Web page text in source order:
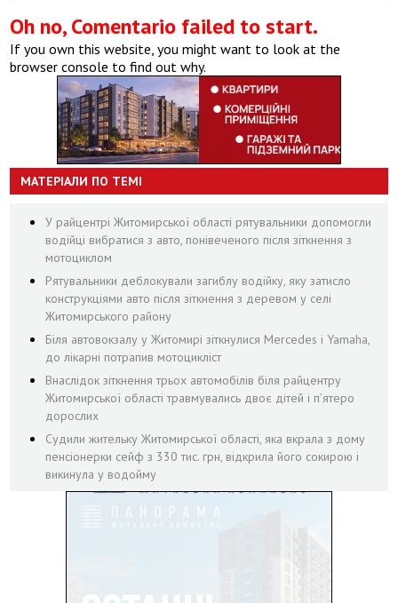
Oh no, Comentario failed to start.
If you own this website, you might want to look at the
browser console to find out why.
МАТЕРІАЛИ ПО ТЕМІ
У райцентрі Житомирської області рятувальники допомогли
водійці вибратися з авто, понівеченого після зіткнення з
мотоциклом
Рятувальники деблокували загиблу водійку, яку затисло
конструкціями авто після зіткнення з деревом у селі
Житомирського району
Біля автовокзалу у Житомирі зіткнулися Mercedes і Yamaha,
до лікарні потрапив мотоцикліст
Внаслідок зіткнення трьох автомобілів біля райцентру
Житомирської області травмувались двоє дітей і пʼятеро
дорослих
Судили жительку Житомирської області, яка вкрала з дому
пенсіонерки сейф з 330 тис. грн, відкрила його сокирою і
викинула у водойму